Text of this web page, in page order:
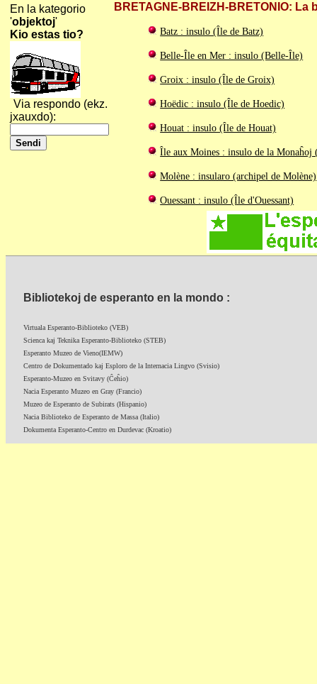
En la kategorio
'objektoj'
Kio estas tio?
Via respondo (ekz.
jxauxdo):
BRETAGNE-BREIZH-BRETONIO:
Batz : insulo (Île de Batz)
Belle-Île en Mer : insulo (Belle-Île)
Groix : insulo (Île de Groix)
Hoëdic : insulo (Île de Hoedic)
Houat : insulo (Île de Houat)
Île aux Moines : insulo de la Monaĥoj
Molène : insularo (archipel de Molène)
Ouessant : insulo (Île d'Ouessant)
Bibliotekoj de esperanto en la mondo :
Virtuala Esperanto-Biblioteko (VEB)
Scienca kaj Teknika Esperanto-Biblioteko (STEB)
Esperanto Muzeo de Vieno(IEMW)
Centro de Dokumentado kaj Esploro de la Internacia Lingvo (Svisio)
Esperanto-Muzeo en Svitavy (Ĉeĥio)
Nacia Esperanto Muzeo en Gray (Francio)
Muzeo de Esperanto de Subirats (Hispanio)
Nacia Biblioteko de Esperanto de Massa (Italio)
Dokumenta Esperanto-Centro en Durdevac (Kroatio)